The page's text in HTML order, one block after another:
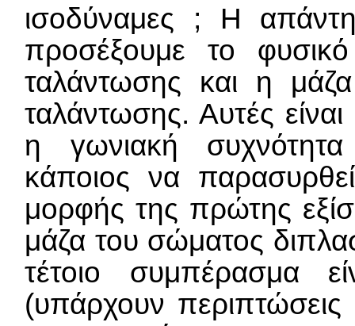
ισοδύναμες ; Η
προσέξουμε το
ταλάντωσης και η
ταλάντωσης. Αυτές είναι
η γωνιακή
κάποιος να
μορφής της πρώτης
μάζα του σώματος
τέτοιο συμπέρασμα
(υπάρχουν